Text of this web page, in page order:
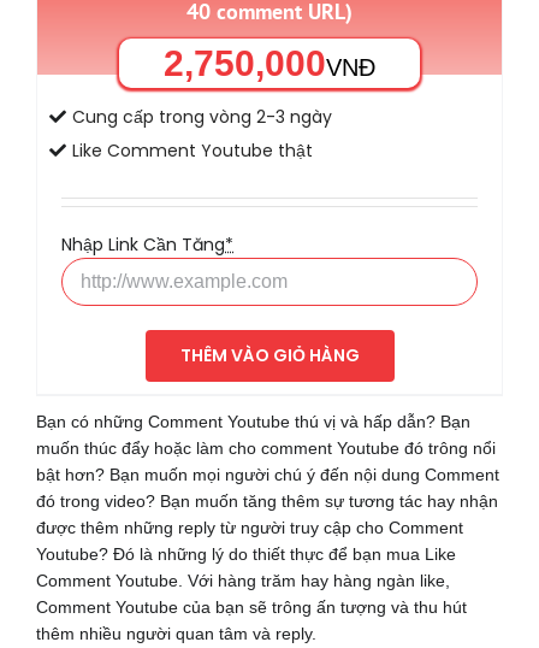
40 comment URL)
2,750,000VNĐ
Cung cấp trong vòng 2-3 ngày
Like Comment Youtube thật
Nhập Link Cần Tăng*
THÊM VÀO GIỎ HÀNG
Bạn có những Comment Youtube thú vị và hấp dẫn? Bạn
muốn thúc đẩy hoặc làm cho comment Youtube đó trông nổi
bật hơn? Bạn muốn mọi người chú ý đến nội dung Comment
đó trong video? Bạn muốn tăng thêm sự tương tác hay nhận
được thêm những reply từ người truy cập cho Comment
Youtube? Đó là những lý do thiết thực để bạn mua Like
Comment Youtube. Với hàng trăm hay hàng ngàn like,
Comment Youtube của bạn sẽ trông ấn tượng và thu hút
thêm nhiều người quan tâm và reply.